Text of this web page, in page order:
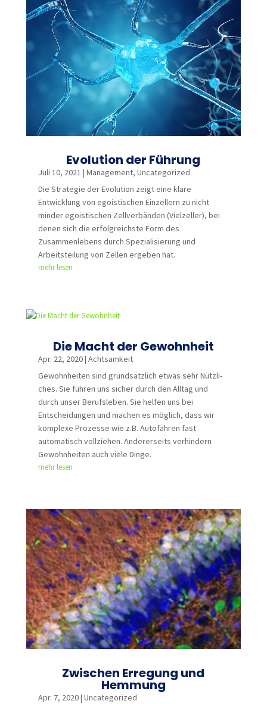
Evolution der Führung
Juli 10, 2021 | Management, Uncategorized
Die Strategie der Evolution zeigt eine klare
Entwicklung von egoistischen Einzellern zu nicht
minder egoistischen Zellverbänden (Vielzeller), bei
denen sich die erfolgreichste Form des
Zusammenlebens durch Spezialisierung und
Arbeitsteilung von Zellen ergeben hat.
mehr lesen
Die Macht der Gewohnheit
Apr. 22, 2020| Achtsamkeit
Gewohnheiten sind grundsätzlich etwas sehr Nützli­
ches. Sie führen uns sicher durch den Alltag und
durch unser Berufsleben. Sie helfen uns bei
Entscheidungen und machen es möglich, dass wir
komplexe Prozesse wie z.B. Autofahren fast
automatisch vollziehen. Andererseits verhindern
Gewohnheiten auch viele Dinge.
mehr lesen
Zwischen Erregung und
Hemmung
Apr. 7, 2020| Uncategorized